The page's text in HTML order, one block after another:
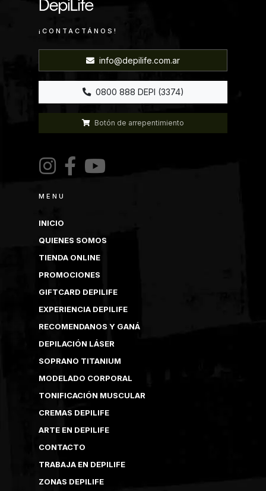
¡CONTACTÁNOS!
info@depilife.com.ar
0800 888 DEPI (3374)
Botón de arrepentimiento
MENU
INICIO
QUIENES SOMOS
TIENDA ONLINE
PROMOCIONES
GIFTCARD DEPILIFE
EXPERIENCIA DEPILIFE
RECOMENDANOS Y GANÁ
DEPILACIÓN LÁSER
SOPRANO TITANIUM
MODELADO CORPORAL
TONIFICACIÓN MUSCULAR
CREMAS DEPILIFE
ARTE EN DEPILIFE
CONTACTO
TRABAJA EN DEPILIFE
ZONAS DEPILIFE